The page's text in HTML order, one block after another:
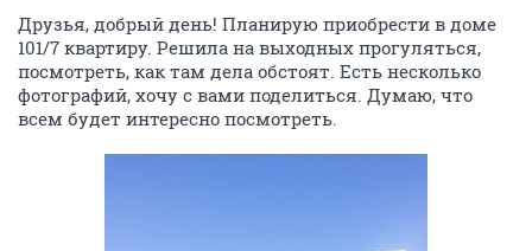
Друзья, добрый день! Планирую приобрести в доме
101/7 квартиру. Решила на выходных прогуляться,
посмотреть, как там дела обстоят. Есть несколько
фотографий, хочу с вами поделиться. Думаю, что
всем будет интересно посмотреть.